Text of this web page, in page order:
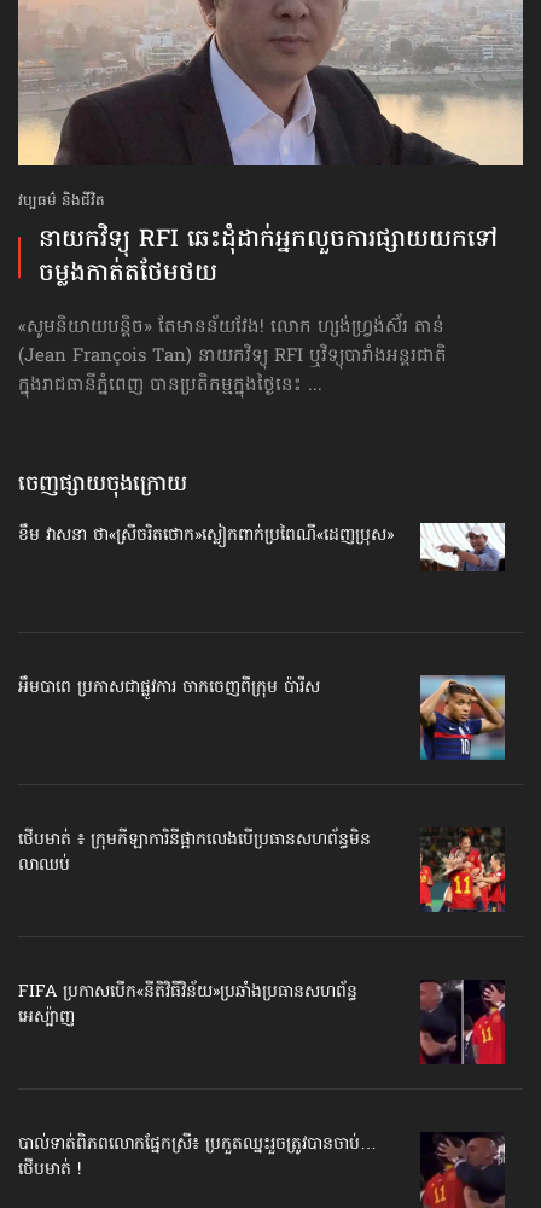
វប្បធម៌ និងជីវិត
នាយកវិទ្យុ RFI ឆេះដុំ​ដាក់​អ្នកលួច​ការផ្សាយ​យកទៅ​
ចម្លង​កាត់ត​ថែមថយ
«សូមនិយាយបន្តិច» តែមានន័យវែង! លោក ហ្សង់ហ្វ្រង់ស៊័រ តាន់
(Jean François Tan) នាយកវិទ្យុ RFI ឬវិទ្យុបារាំងអន្តរជាតិ
ក្នុងរាជធានីភ្នំពេញ បានប្រតិកម្មក្នុងថ្ងៃនេះ ...
ចេញផ្សាយចុងក្រោយ
ខឹម វាសនា ថា«ស្រីចរិតថោក»​ស្លៀកពាក់ប្រពៃណី​«ដេញប្រុស»
អឹមបាពេ ប្រកាសជាផ្លូវការ ចាកចេញពីក្រុម ប៉ារីស
ថើបមាត់ ៖ ក្រុមកីឡាការិនី​ផ្អាកលេង​​បើប្រធានសហព័ន្ធ​មិន
លាឈប់
FIFA ប្រកាសបើក​«នីតិវិធីវិន័យ»​ប្រឆាំងប្រធានសហព័ន្ធ​
អេស្ប៉ាញ
បាល់ទាត់​ពិភពលោក​ផ្នែកស្រី៖ ប្រកួតឈ្នះរួច​ត្រូវបានចាប់…
ថើបមាត់ !